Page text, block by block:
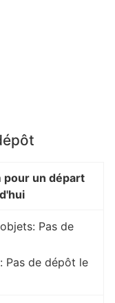
pour un départ
Pas de
Pas de dépôt le